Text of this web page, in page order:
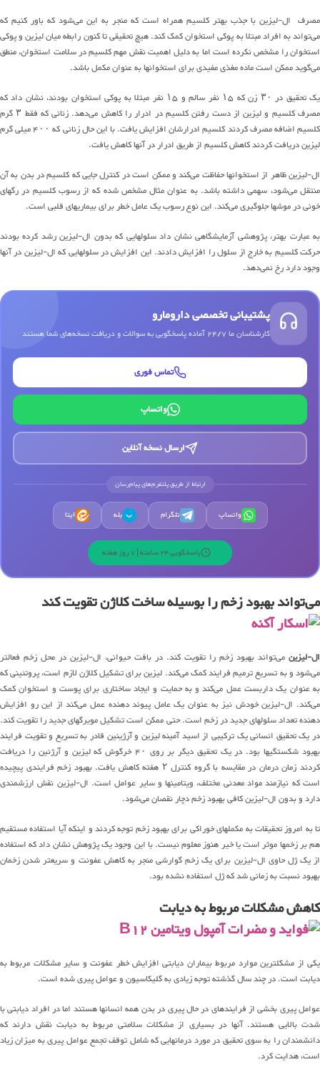
مصرف ال-لیزین با جذب بهتر کلسیم همراه است که منجر به این می‌شود که باور کنیم که
می‌تواند به افراد مبتلا به پوکی استخوان کمک کند. هیچ تحقیقی تا کنون رابطه میان لیزین و پوکی
استخوان را مشخص نکرده است اما به دلیل اهمیت نقش مهم کلسیم در سلامت استخوان، منطق
می‌گوید ممکن است ماده مغذی مفیدی برای استخوانها به عنوان مکمل باشد.
یک تحقیق در ۳۰ زن که ۱۵ نفر سالم و ۱۵ نفر مبتلا به پوکی استخوان بودند، نشان داد که
مصرف کلسیم و لیزین از دست رفتن کلسیم در ادرار را کاهش می‌دهد. زنانی که فقط ۳ گرم
کلسیم اضافه مصرف کردند کلسیم ادرارشان افزایش یافت. با این حال زنانی که ۴۰۰ میلی گرم
لیزین دریافت کردند کاهش کلسیم از طریق ادرار در آنها کاهش یافت.
ال-لیزین ظاهر از استخوانها حفاظت می‌کند و ممکن است در کنترل جایی که کلسیم در بدن به آن
منتقل می‌شود، سهمی داشته باشد. به عنوان مثال مشخص شده که از رسوب کلسیم در رگهای
خونی در موشها جلوگیری می‌کند. این نوع رسوب یک عامل خطر برای بیماریهای قلبی است.
به عبارت بهتر، پژوهشی آزمایشگاهی نشان داد سلولهایی که بدون ال-لیزین رشد کرده بودند
حرکت کلسیم به خارج از سلول را افزایش دادند. این افزایش در سلولهایی که ال-لیزین در آنها
وجود دارد رخ نمی‌دهد.
پشتیبانی تخصصی دارومارو
کارشناسان ما 24/7 آماده پاسخگویی به سوالات و دریافت نسخه‌های شما هستند
تماس فوری
واتساپ
ارسال نسخه آنلاین
ارتباط از طریق پلتفرم‌های پیام‌رسان
واتساپ تلگرام ب بله ایتا
پاسخگویی 24 ساعته | 7 روز هفته
می‌تواند بهبود زخم را بوسیله ساخت کلاژن تقویت کند
ال-لیزین می‌تواند بهبود زخم را تقویت کند. در بافت حیوانی، ال-لیزین در محل زخم فعالتر
می‌شود و به تسریع ترمیم فرایند کمک می‌کند. لیزین برای تشکیل کلاژن لازم است، پروتئینی که
به عنوان یک داربست عمل می‌کند و به حمایت و ایجاد ساختاری برای پوست و استخوان کمک
می‌کند. ال-لیزین خودش نیز به عنوان یک عامل پیوند دهنده عمل می‌کند از این رو افزایش
دهنده تعداد سلولهای جدید در زخم است. حتی ممکن است تشکیل مویرگهای جدید را تقویت کند.
در یک تحقیق انسانی یک ترکیبی از اسید آمینه لیزین و آرژینین قادر به تسریع و تقویت فرایند
بهبود شکستگیها بود. در یک تحقیق دیگر بر روی ۴۰ خرگوش که لیزین و آرژنین را دریافت
کردند زمان درمان در مقایسه با گروه کنترل ۲ هفته کاهش یافت. بهبود زخم فرایندی پیچیده
است که نیازمند مواد معدنی مختلف، ویتامینها و سایر عوامل است. ال-لیزین نقش ارزشمندی
دارد و بدون ال-لیزین کافی بهبود زخم دچار نقصان می‌شود.
تا به امروز تحقیقات به مکملهای خوراکی برای بهبود زخم توجه کردند و اینکه آیا استفاده مستقیم
هم بر زخمها موثر است یا خیر هنوز معلوم نیست. با این وجود یک پژوهش نشان داد که استفاده
از یک ژل حاوی ال-لیزین برای یک زخم گوارشی منجر به کاهش عفونت و سریعتر شدن زخمان
بهبود نسبت به زمانی شد که ژل استفاده نشده بود.
کاهش مشکلات مربوط به دیابت
یکی از مشکلترین موارد مربوط بیماران دیابتی افزایش خطر عفونت و سایر مشکلات مربوط به
دیابت است. در چند سال گذشته توجه زیادی به گلیکاسیون و عوامل پیری شده است.
عوامل پیری بخشی از فرایندهای در حال پیری در بدن همه انسانها هستند اما در افراد دیابتی با
شدت بالایی هستند. آنها در بسیاری از مشکلات سلامتی مربوط به دیابت نقش دارند که
دانشمندان را به سوی تحقیق در مورد درمانهایی که شامل توقف تجمع عوامل پیری به میزان زیاد
است، هدایت کرد.